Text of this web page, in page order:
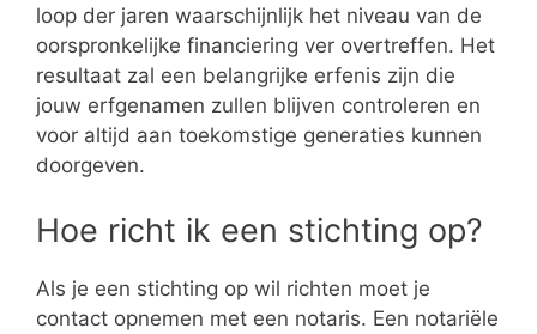
loop der jaren waarschijnlijk het niveau van de
oorspronkelijke financiering ver overtreffen. Het
resultaat zal een belangrijke erfenis zijn die
jouw erfgenamen zullen blijven controleren en
voor altijd aan toekomstige generaties kunnen
doorgeven.
Hoe richt ik een stichting op?
Als je een stichting op wil richten moet je
contact opnemen met een notaris. Een notariële